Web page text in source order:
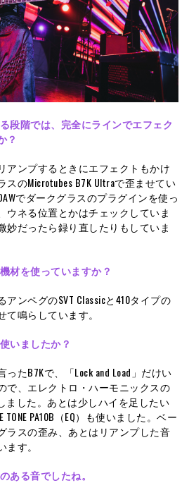
階では、完全にラインでエフェク
？
アンプするときにエフェクトもかけ
のMicrotubes B7K Ultraで歪ませてい
でダークグラスのプラグインを使っ
ウネる位置とかはチェックしていま
妙だったら録り直したりもしていま
を使っていますか？
ンペグのSVT Classicと410タイプの
鳴らしています。
いましたか？
たB7Kで、「Lock and Load」だけい
で、エレクトロ・ハーモニックスの
ました。あとは少しハイを足したい
TONE PA10B（EQ）も使いました。ベー
ラスの歪み、あとはリアンプした音
す。
る音でしたね。